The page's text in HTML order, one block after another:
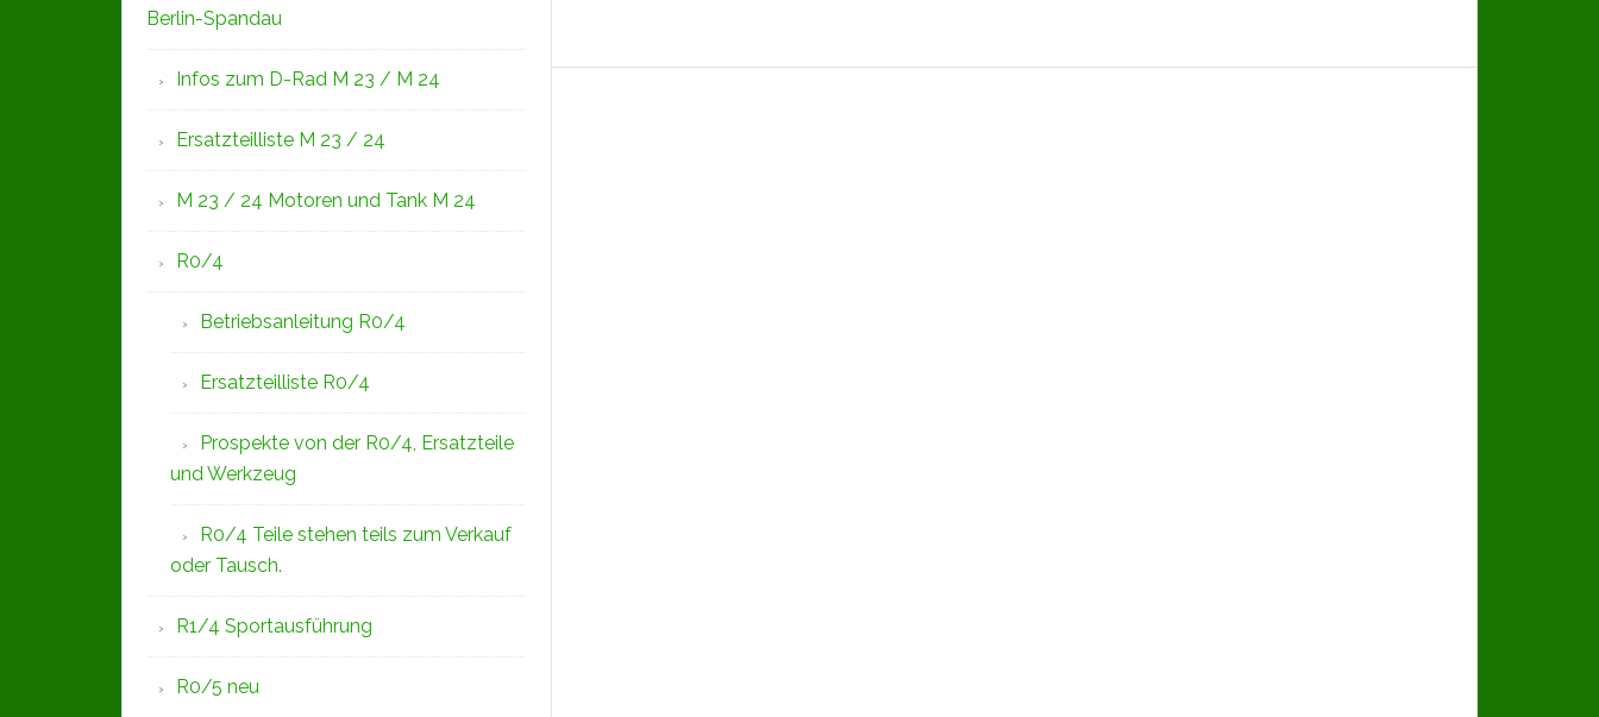
Berlin-Spandau
Infos zum D-Rad M 23 / M 24
Ersatzteilliste M 23 / 24
M 23 / 24 Motoren und Tank M 24
R0/4
Betriebsanleitung R0/4
Ersatzteilliste R0/4
Prospekte von der R0/4, Ersatzteile
und Werkzeug
R0/4 Teile stehen teils zum Verkauf
oder Tausch.
R1/4 Sportausführung
R0/5 neu